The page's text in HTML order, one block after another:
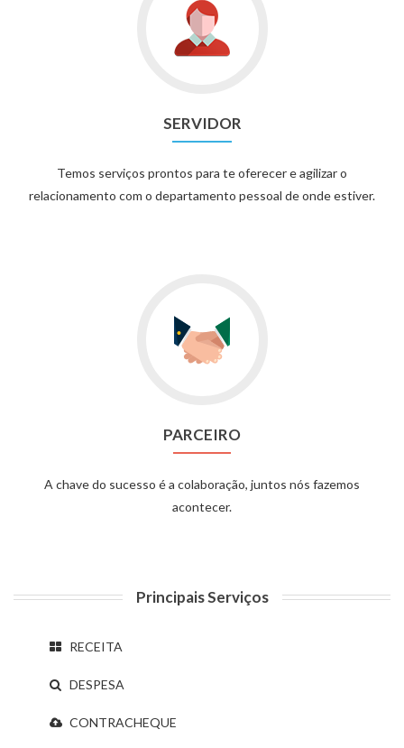
SERVIDOR
Temos serviços prontos para te oferecer e agilizar o
relacionamento com o departamento pessoal de onde estiver.
PARCEIRO
A chave do sucesso é a colaboração, juntos nós fazemos
acontecer.
Principais Serviços
RECEITA
DESPESA
CONTRACHEQUE